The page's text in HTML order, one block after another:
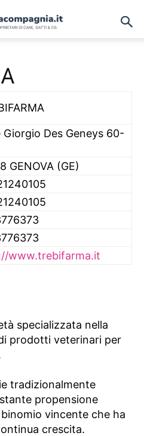
Giorgio Des Geneys 60-
GENOVA (GE)
www.trebifarma.it
specializzata nella
prodotti veterinari per
tradizionalmente
propensione
vincente che ha
crescita.